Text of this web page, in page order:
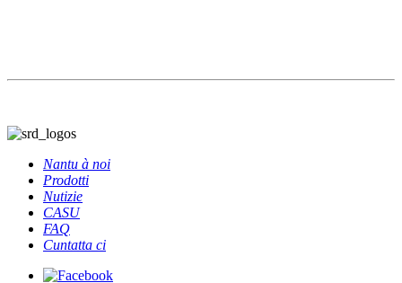
Nantu à noi
Prodotti
Nutizie
CASU
FAQ
Cuntatta ci